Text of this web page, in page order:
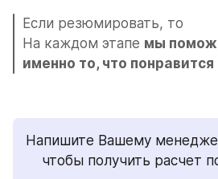
Если резюмировать, то
На каждом этапе мы
именно то, что понравится
чтобы получить расчет